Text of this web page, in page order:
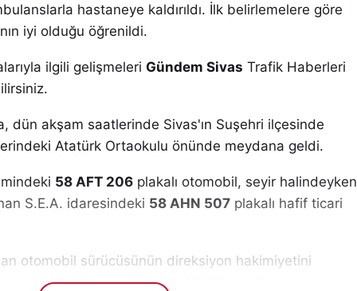
hastaneye kaldırıldı. İlk belirlemelere göre
iyi olduğu öğrenildi.
ilgili gelişmeleri Gündem Sivas Trafik Haberleri
dün akşam saatlerinde Sivas'ın Suşehri ilçesinde
Atatürk Ortaokulu önünde meydana geldi.
58 AFT 206 plakalı otomobil, seyir halindeyken
S.E.A. idaresindeki 58 AHN 507 plakalı hafif ticari
otomobil sürücüsünün direksiyon hakimiyetini
çıkarak karşı şeride geçtiği öğrenildi.